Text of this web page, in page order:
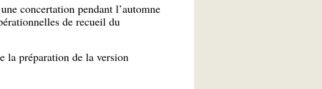
concertation pendant l’automne
de recueil du
la préparation de la version